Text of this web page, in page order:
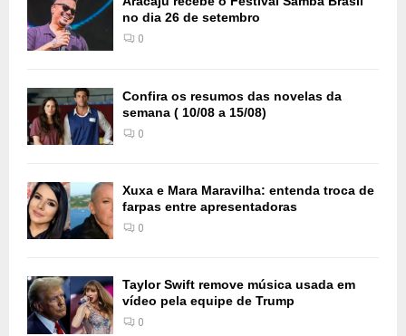
no dia 26 de setembro
0
Confira os resumos das novelas da
semana ( 10/08 a 15/08)
0
Xuxa e Mara Maravilha: entenda troca de
farpas entre apresentadoras
0
Taylor Swift remove música usada em
vídeo pela equipe de Trump
0